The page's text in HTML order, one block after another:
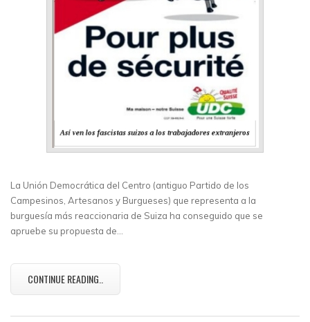
La Unión Democrática del Centro (antiguo Partido de los
Campesinos, Artesanos y Burgueses) que representa a la
burguesía más reaccionaria de Suiza ha conseguido que se
apruebe su propuesta de…
CONTINUE READING..